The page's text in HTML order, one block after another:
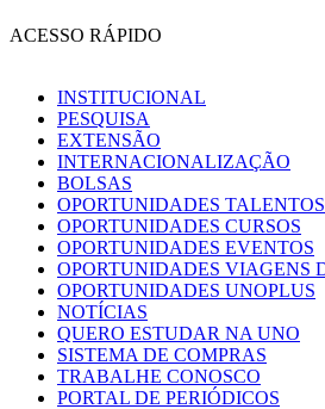
ACESSO RÁPIDO
INSTITUCIONAL
PESQUISA
EXTENSÃO
INTERNACIONALIZAÇÃO
BOLSAS
OPORTUNIDADES
OPORTUNIDADES CURSOS
OPORTUNIDADES EVENTOS
OPORTUNIDADES VIAGENS
OPORTUNIDADES UNOPLUS
NOTÍCIAS
QUERO ESTUDAR NA UNO
SISTEMA DE COMPRAS
TRABALHE CONOSCO
PORTAL DE PERIÓDICOS